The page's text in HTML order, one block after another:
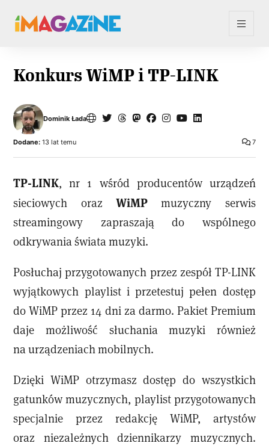
Konkurs WiMP i TP-LINK
Dominik Łada
7
Dodane: 13 lat temu
TP-LINK, nr 1 wśród producentów urządzeń
sieciowych oraz WiMP muzyczny serwis
streamingowy zapraszają do wspólnego
odkrywania świata muzyki.
Posłuchaj przygotowanych przez zespół TP-LINK
wyjątkowych playlist i przetestuj pełen dostęp
do WiMP przez 14 dni za darmo. Pakiet Premium
daje możliwość słuchania muzyki również
na urządzeniach mobilnych.
Dzięki WiMP otrzymasz dostęp do wszystkich
gatunków muzycznych, playlist przygotowanych
specjalnie przez redakcję WiMP, artystów
oraz niezależnych dziennikarzy muzycznych.